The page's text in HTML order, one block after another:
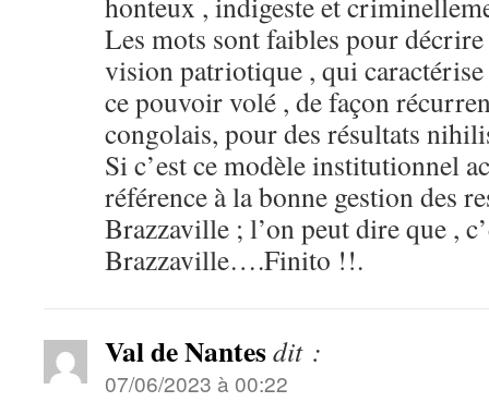
Les mots sont faibles pour décrire
vision patriotique , qui
ce pouvoir volé , de façon
congolais, pour des résultats
Si c’est ce modèle institutionnel
référence à la bonne gestion des
Brazzaville ; l’on peut dire que ,
Brazzaville….Finito !!.
Val de Nantesdit :
07/06/2023 à 00:22